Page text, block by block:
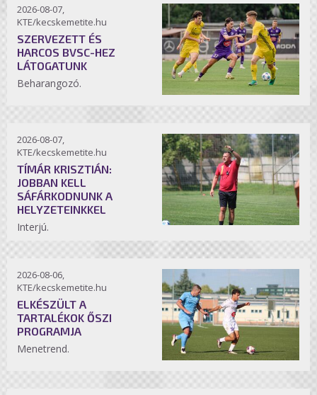
2026-08-07,
KTE/kecskemetite.hu
SZERVEZETT ÉS
HARCOS BVSC-HEZ
LÁTOGATUNK
Beharangozó.
2026-08-07,
KTE/kecskemetite.hu
TÍMÁR KRISZTIÁN:
JOBBAN KELL
SÁFÁRKODNUNK A
HELYZETEINKKEL
Interjú.
2026-08-06,
KTE/kecskemetite.hu
ELKÉSZÜLT A
TARTALÉKOK ŐSZI
PROGRAMJA
Menetrend.